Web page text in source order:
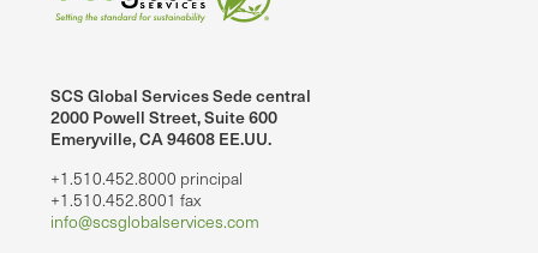
SCS Global Services Sede central
2000 Powell Street, Suite 600
Emeryville, CA 94608 EE.UU.
+1.510.452.8000 principal
+1.510.452.8001 fax
info@scsglobalservices.com